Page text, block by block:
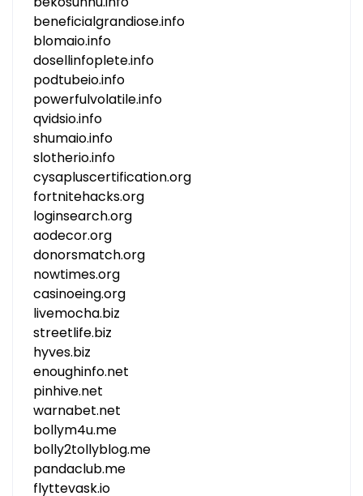
beneficialgrandiose.info
blomaio.info
dosellinfoplete.info
podtubeio.info
powerfulvolatile.info
qvidsio.info
shumaio.info
slotherio.info
cysapluscertification.org
fortnitehacks.org
loginsearch.org
aodecor.org
donorsmatch.org
nowtimes.org
casinoeing.org
livemocha.biz
streetlife.biz
hyves.biz
enoughinfo.net
pinhive.net
warnabet.net
bollym4u.me
bolly2tollyblog.me
pandaclub.me
flyttevask.io